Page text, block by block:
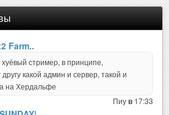
Farm..
хуёвый стример, в принципе,
другу какой админ и сервер, такой и
на Хердальфе
Пиув 17:33